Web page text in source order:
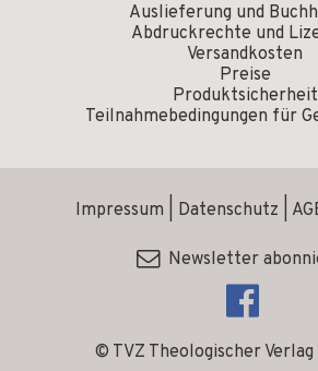
Auslieferung und
Abdruckrechte und
Versandkosten
Preise
Produktsicherheit
Teilnahmebedingungen für
© TVZ Theologischer Verlag
Impressum Datenschutz
Newsletter